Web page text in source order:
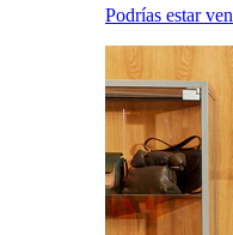
Podrías estar